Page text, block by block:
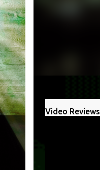
Video Reviews